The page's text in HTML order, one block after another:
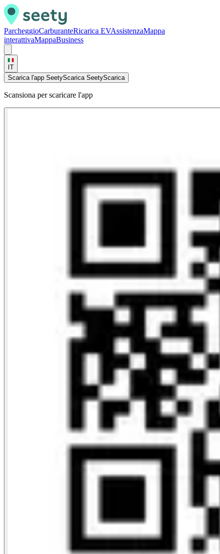
ParcheggioCarburanteRicarica EVAssistenzaMappa
interattivaMappaBusiness
IT
Scarica l'app SeetyScarica SeetyScarica
Scansiona per scaricare l'app